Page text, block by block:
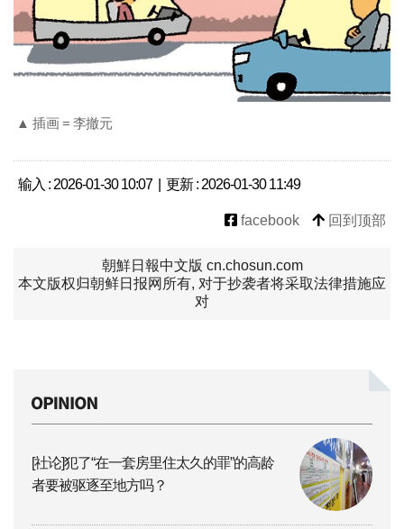
▲ 插画 = 李撤元
输入 : 2026-01-30 10:07 | 更新 : 2026-01-30 11:49
facebook 回到顶部
朝鮮日報中文版 cn.chosun.com
本文版权归朝鲜日报网所有, 对于抄袭者将采取法律措施应
对
[社论]犯了“在一套房里住太久的罪”的高龄
者要被驱逐至地方吗？